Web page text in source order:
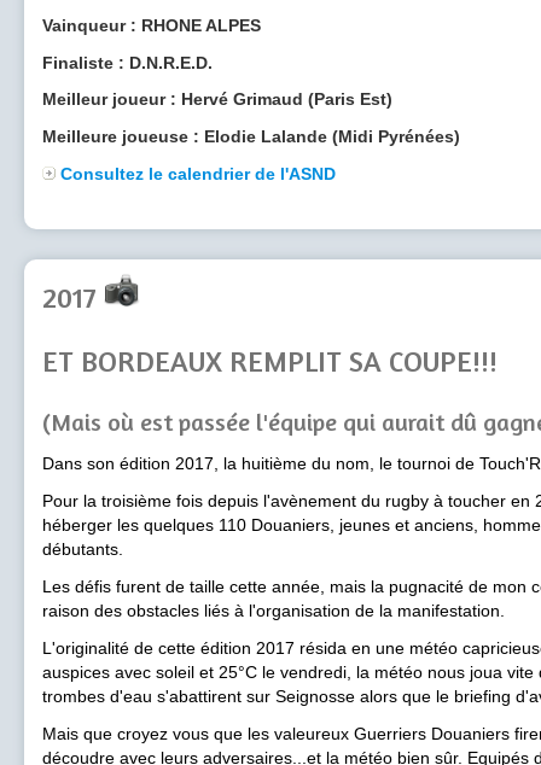
Vainqueur : RHONE ALPES
Finaliste : D.N.R.E.D.
Meilleur joueur : Hervé Grimaud (Paris Est)
Meilleure joueuse : Elodie Lalande (Midi Pyrénées)
Consultez le calendrier de l'ASND
2017
ET BORDEAUX REMPLIT SA COUPE!!!
(Mais où est passée l'équipe qui aurait dû
Dans son édition 2017, la huitième du nom, le tournoi de
Pour la troisième fois depuis l'avènement du rugby à toucher en
héberger les quelques 110 Douaniers, jeunes et anciens,
débutants.
Les défis furent de taille cette année, mais la pugnacité de mon
raison des obstacles liés à l'organisation de la manifestation.
L'originalité de cette édition 2017 résida en une météo
auspices avec soleil et 25°C le vendredi, la météo nous joua
trombes d'eau s'abattirent sur Seignosse alors que le briefing
Mais que croyez vous que les valeureux Guerriers Douaniers
découdre avec leurs adversaires...et la météo bien sûr. Equipés